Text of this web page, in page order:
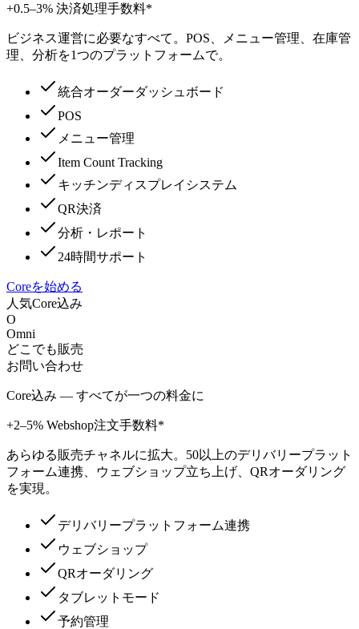
+0.5–3% 決済処理手数料*
ビジネス運営に必要なすべて。POS、メニュー管理、在庫管
理、分析を1つのプラットフォームで。
統合オーダーダッシュボード
POS
メニュー管理
Item Count Tracking
キッチンディスプレイシステム
QR決済
分析・レポート
24時間サポート
Coreを始める
人気Core込み
O
Omni
どこでも販売
お問い合わせ
Core込み — すべてが一つの料金に
+2–5% Webshop注文手数料*
あらゆる販売チャネルに拡大。50以上のデリバリープラット
フォーム連携、ウェブショップ立ち上げ、QRオーダリング
を実現。
デリバリープラットフォーム連携
ウェブショップ
QRオーダリング
タブレットモード
予約管理